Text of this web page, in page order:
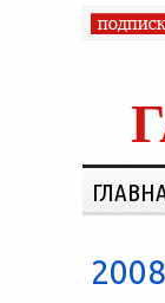
2008